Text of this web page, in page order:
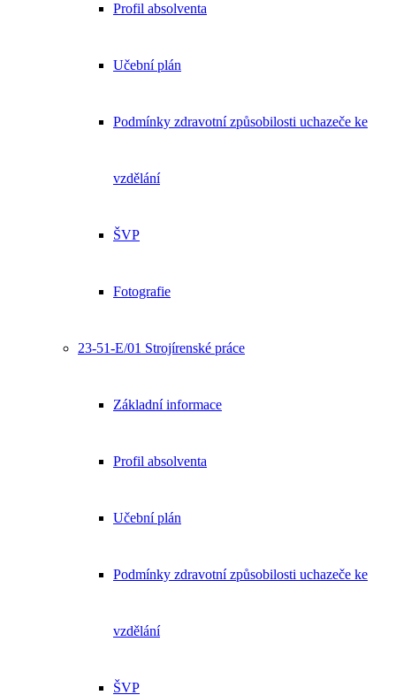
Profil absolventa
Učební plán
Podmínky zdravotní způsobilosti uchazeče ke
vzdělání
ŠVP
Fotografie
23-51-E/01 Strojírenské práce
Základní informace
Profil absolventa
Učební plán
Podmínky zdravotní způsobilosti uchazeče ke
vzdělání
ŠVP